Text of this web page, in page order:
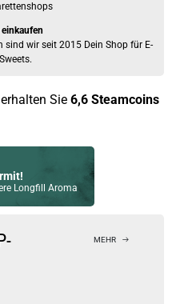
wir seit 2015 Dein Shop für E-
Sie 6,6 Steamcoins
Longfill Aroma
Aroma Longfill 10ml
MEHR